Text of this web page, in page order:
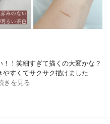
！笑細すぎて描くの大変かな？
やすくてサクサク描けました
きを見る